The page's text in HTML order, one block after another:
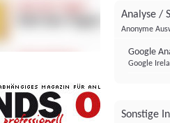
Analyse /
Anonyme
Google
Google
Sonstige